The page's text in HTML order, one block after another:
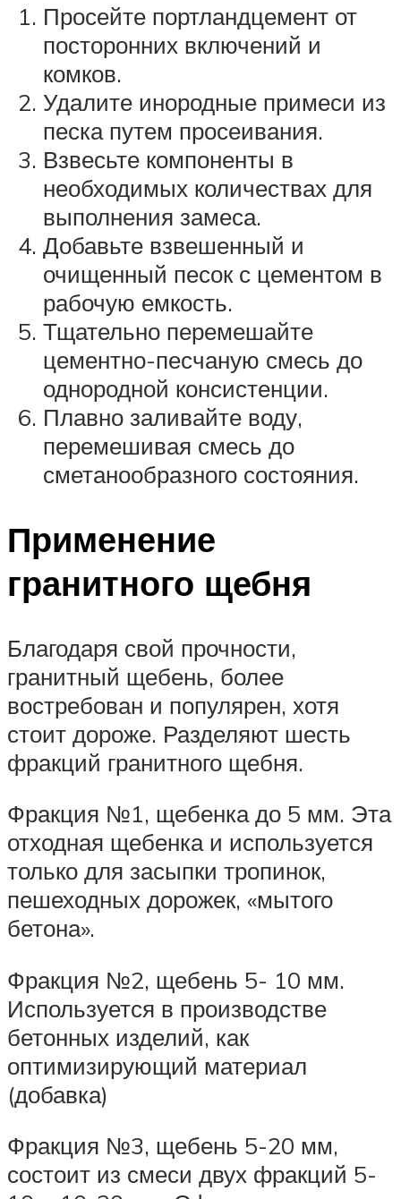
Просейте портландцемент от
посторонних включений и
комков.
Удалите инородные примеси из
песка путем просеивания.
Взвесьте компоненты в
необходимых количествах для
выполнения замеса.
Добавьте взвешенный и
очищенный песок с цементом в
рабочую емкость.
Тщательно перемешайте
цементно-песчаную смесь до
однородной консистенции.
Плавно заливайте воду,
перемешивая смесь до
сметанообразного состояния.
Применение
гранитного щебня
Благодаря свой прочности,
гранитный щебень, более
востребован и популярен, хотя
стоит дороже. Разделяют шесть
фракций гранитного щебня.
Фракция №1, щебенка до 5 мм. Эта
отходная щебенка и используется
только для засыпки тропинок,
пешеходных дорожек, «мытого
бетона».
Фракция №2, щебень 5- 10 мм.
Используется в производстве
бетонных изделий, как
оптимизирующий материал
(добавка)
Фракция №3, щебень 5-20 мм,
состоит из смеси двух фракций 5-